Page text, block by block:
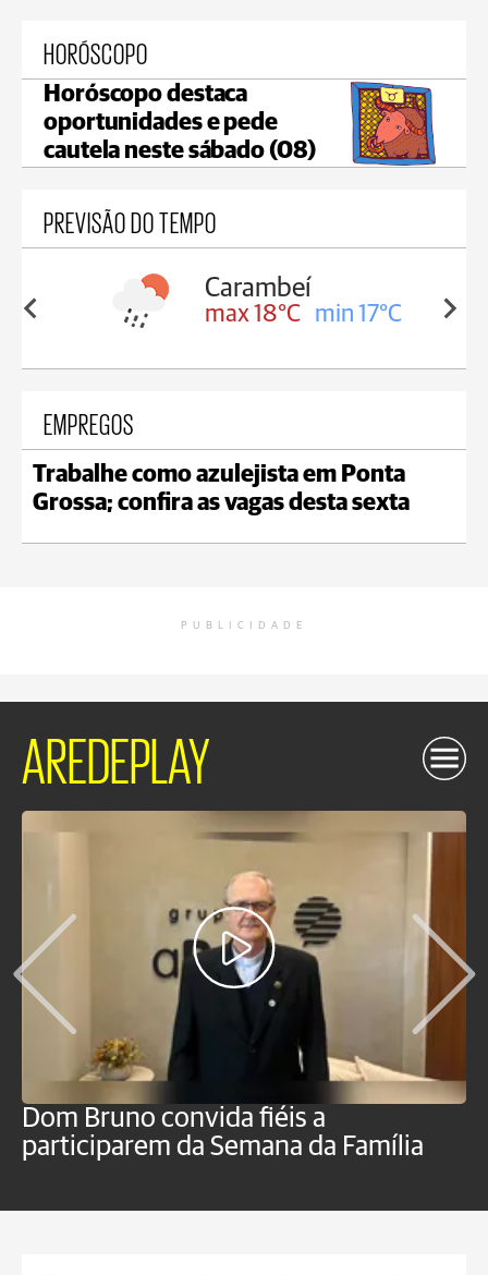
HORÓSCOPO
Horóscopo destaca
oportunidades e pede
cautela neste sábado (08)
PREVISÃO DO TEMPO
Carambeí
max 18°C min 17°C
EMPREGOS
Trabalhe como azulejista em Ponta
Grossa; confira as vagas desta sexta
PUBLICIDADE
AREDEPLAY
Dom Bruno convida fiéis a
participarem da Semana da Família